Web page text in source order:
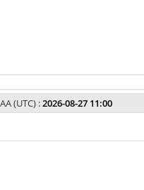
(UTC) :2026-08-27 11:00